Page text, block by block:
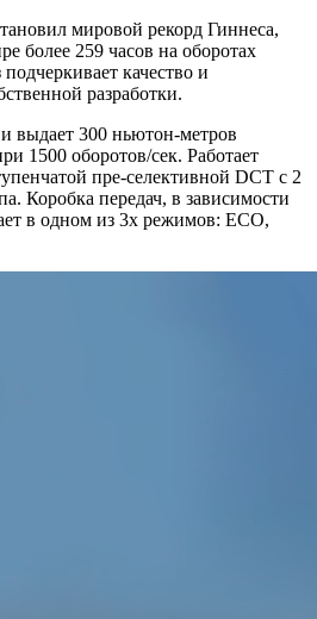
мировой рекорд Гиннеса,
более 259 часов на оборотах
качество и
разработки.
выдает 300 ньютон-метров
1500 оборотов/сек. Работает
пре-селективной DCT с 2
Коробка передач, в зависимости
в одном из 3х режимов: ECO,